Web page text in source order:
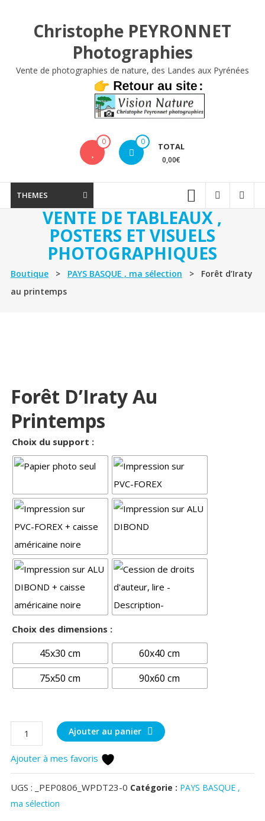
Christophe PEYRONNET
Photographies
Vente de photographies de nature, des Landes aux Pyrénées
0 0 TOTAL
0,00€
THEMES
VENTE DE TABLEAUX ,
POSTERS ET VISUELS
PHOTOGRAPHIQUES
Boutique> PAYS BASQUE , ma sélection > Forêt d’Iraty
au printemps
Forêt D’Iraty Au
Printemps
Choix du support :
Choix des dimensions :
45x30 cm
60x40 cm
75x50 cm
90x60 cm
quantité
de
Forêt
d'Iraty
au
printemps
Ajouter au panier
Ajouter à mes favoris
UGS : _PEP0806_WPDT23-0 Catégorie : PAYS BASQUE ,
ma sélection